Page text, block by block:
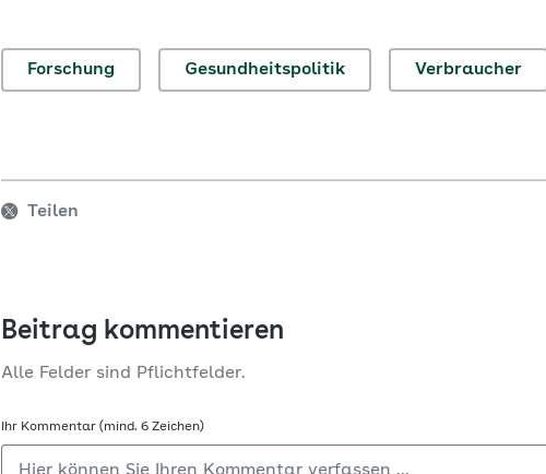
Forschung Gesundheitspolitik Verbraucher
Teilen
Beitrag kommentieren
Alle Felder sind Pflichtfelder.
Ihr Kommentar (mind. 6 Zeichen)